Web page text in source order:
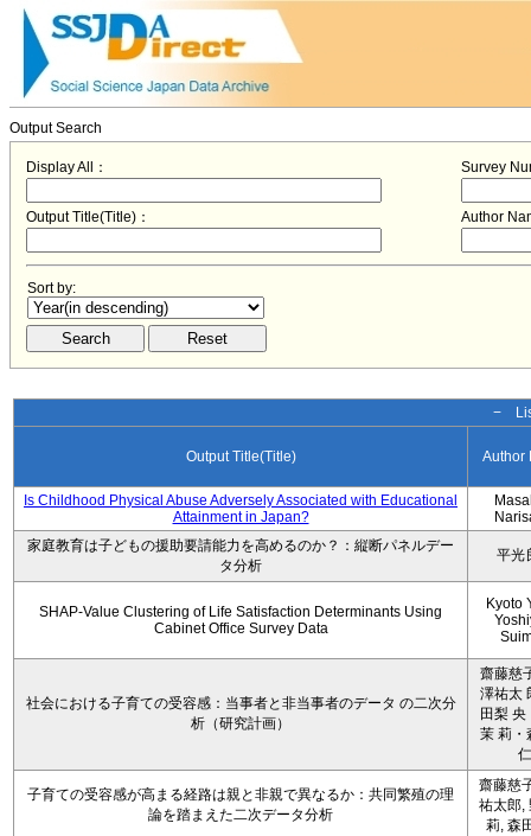
Output Search
Display All： Survey
Output Title(Title)： Author
Sort by:
−
Output Title(Title) Author
Is Childhood Physical Abuse Adversely Associated with Educational
Attainment in Japan?
家庭教育は子どもの援助要請能力を高めるのか？：縦断パネルデー
タ分析
平光
SHAP-Value Clustering of Life Satisfaction Determinants Using
Cabinet Office Survey Data
Kyoto
社会における子育ての受容感：当事者と非当事者のデータ の二次分
析（研究計画）
齋藤慈
澤祐太
田梨 央
茉 莉・
仁
子育ての受容感が高まる経路は親と非親で異なるか：共同繁殖の理
論を踏まえた二次データ分析
齋藤慈
祐太郎,
莉, 森